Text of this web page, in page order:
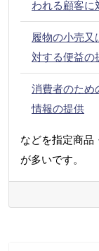
われる顧客に
履物の小売又
対する便益の
消費者のため
情報の提供
などを指定商品
が多いです。